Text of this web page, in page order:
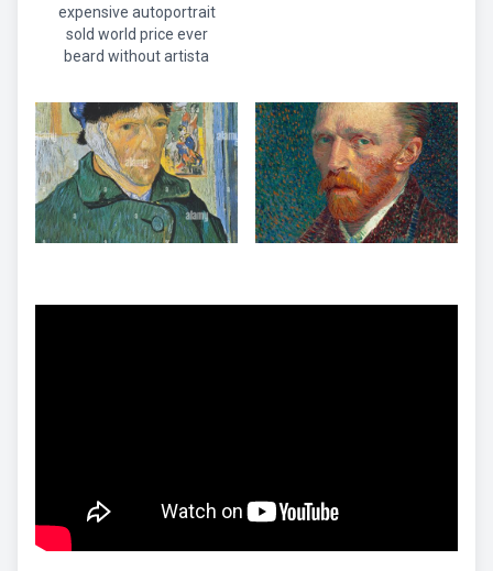
expensive autoportrait
sold world price ever
beard without artista